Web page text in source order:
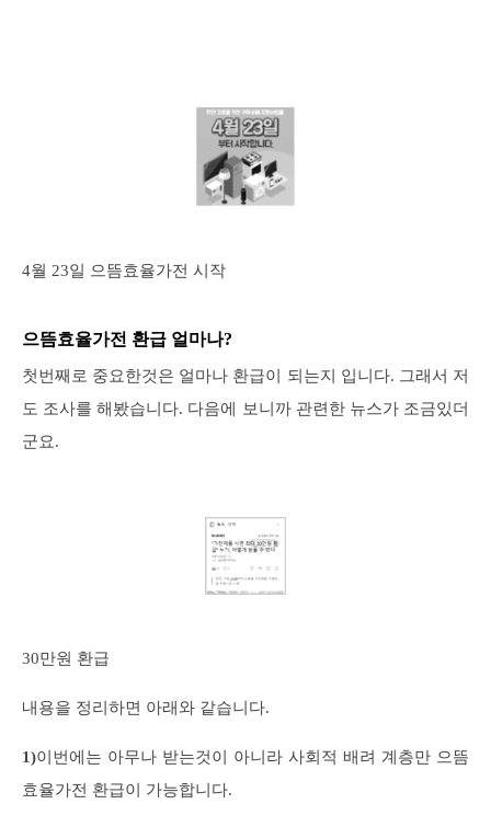
4월 23일 으뜸효율가전 시작
으뜸효율가전 환급 얼마나?
첫번째로 중요한것은 얼마나 환급이 되는지 입니다. 그래서 저
도 조사를 해봤습니다. 다음에 보니까 관련한 뉴스가 조금있더
군요.
30만원 환급
내용을 정리하면 아래와 같습니다.
1)이번에는 아무나 받는것이 아니라 사회적 배려 계층만 으뜸
효율가전 환급이 가능합니다.